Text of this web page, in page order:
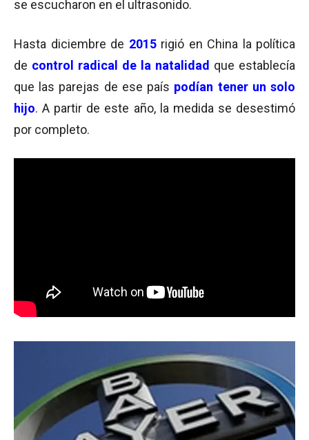
se escucharon en el ultrasonido.
Hasta diciembre de 2015rigió en China la política
de control radical de la natalidad que establecía
que las parejas de ese país podían tener un solo
hijo. A partir de este año, la medida se desestimó
por completo.